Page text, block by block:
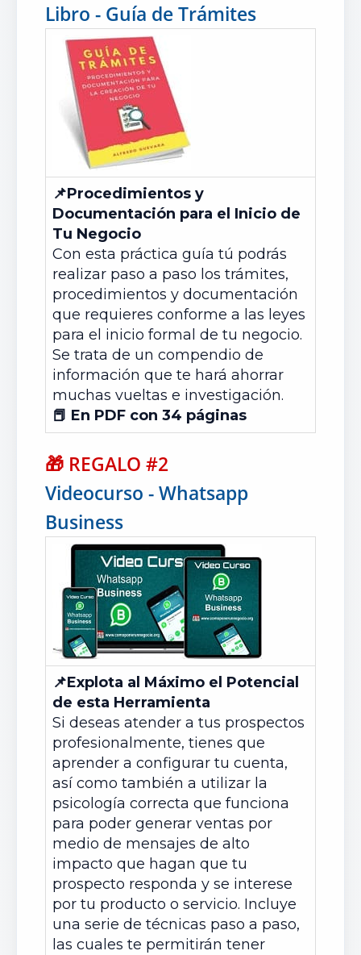
Libro - Guía de Trámites
📌Procedimientos y
Documentación para el Inicio de
Tu Negocio
Con esta práctica guía tú podrás
realizar paso a paso los trámites,
procedimientos y documentación
que requieres conforme a las leyes
para el inicio formal de tu negocio.
Se trata de un compendio de
información que te hará ahorrar
muchas vueltas e investigación.
📕 En PDF con 34 páginas
🎁 REGALO #2
Videocurso - Whatsapp
Business
📌Explota al Máximo el Potencial
de esta Herramienta
Si deseas atender a tus prospectos
profesionalmente, tienes que
aprender a configurar tu cuenta,
así como también a utilizar la
psicología correcta que funciona
para poder generar ventas por
medio de mensajes de alto
impacto que hagan que tu
prospecto responda y se interese
por tu producto o servicio. Incluye
una serie de técnicas paso a paso,
las cuales te permitirán tener